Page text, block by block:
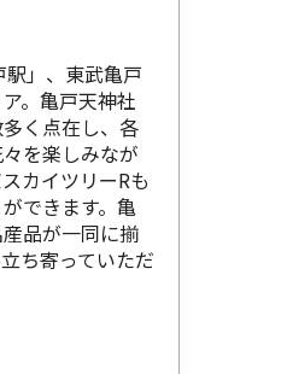
」、東武亀戸
。亀戸天神社
く点在し、各
を楽しみなが
カイツリーRも
できます。亀
品が一同に揃
ち寄っていただ